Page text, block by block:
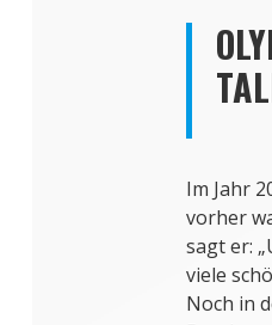
Im Jahr
vorher
sagt er:
viele
Noch in